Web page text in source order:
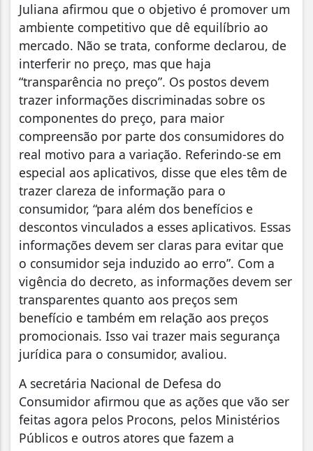
Juliana afirmou que o objetivo é promover um
ambiente competitivo que dê equilíbrio ao
mercado. Não se trata, conforme declarou, de
interferir no preço, mas que haja
“transparência no preço”. Os postos devem
trazer informações discriminadas sobre os
componentes do preço, para maior
compreensão por parte dos consumidores do
real motivo para a variação. Referindo-se em
especial aos aplicativos, disse que eles têm de
trazer clareza de informação para o
consumidor, “para além dos benefícios e
descontos vinculados a esses aplicativos. Essas
informações devem ser claras para evitar que
o consumidor seja induzido ao erro”. Com a
vigência do decreto, as informações devem ser
transparentes quanto aos preços sem
benefício e também em relação aos preços
promocionais. Isso vai trazer mais segurança
jurídica para o consumidor, avaliou.
A secretária Nacional de Defesa do
Consumidor afirmou que as ações que vão ser
feitas agora pelos Procons, pelos Ministérios
Públicos e outros atores que fazem a